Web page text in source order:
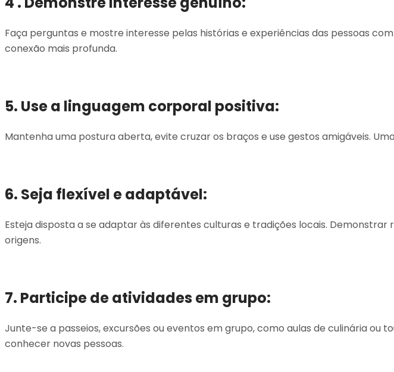
Faça perguntas e mostre interesse pelas histórias e experiências das pessoas
conexão mais profunda.
5. Use a linguagem corporal positiva:
Mantenha uma postura aberta, evite cruzar os braços e use gestos amigáveis.
6. Seja flexível e adaptável:
Esteja disposta a se adaptar às diferentes culturas e tradições locais.
origens.
7. Participe de atividades em grupo:
Junte-se a passeios, excursões ou eventos em grupo, como aulas de culinária ou
conhecer novas pessoas.